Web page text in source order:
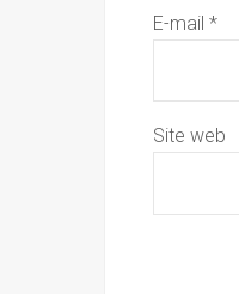
E-mail *
Site web